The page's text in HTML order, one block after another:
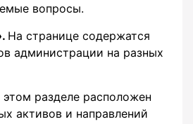
вопросы.
На странице содержатся
администрации на разных
этом разделе расположен
активов и направлений